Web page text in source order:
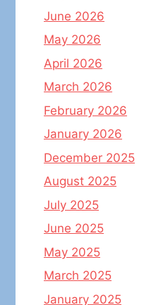
June 2026
May 2026
April 2026
March 2026
February 2026
January 2026
December 2025
August 2025
July 2025
June 2025
May 2025
March 2025
January 2025